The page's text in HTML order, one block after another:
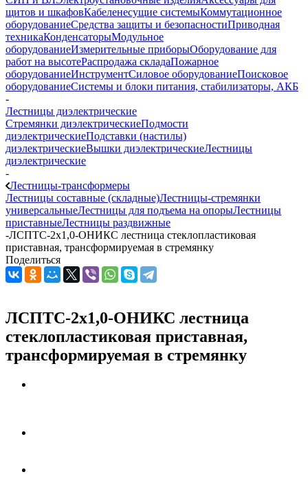
щитов и шкафовКабеленесущие системыКоммутационное
оборудованиеСредства защиты и безопасностиПриводная
техникаКонденсаторыМодульное
оборудованиеИзмерительные приборыОборудование для
работ на высотеРаспродажа складаПожарное
оборудованиеИнструментСиловое оборудованиеПоисковое
оборудованиеСистемы и блоки питания, стабилизаторы, АКБ
-
Лестницы диэлектрические
Стремянки диэлектрическиеПодмости
диэлектрическиеПодставки (настилы)
диэлектрическиеВышки диэлектрическиеЛестницы
диэлектрические
-
Лестницы-трансформеры
Лестницы составные (складные)Лестницы-стремянки
универсальныеЛестницы для подъема на опорыЛестницы
приставныеЛестницы раздвижные
-ЛСПТС-2х1,0-ОНИКС лестница стеклопластиковая
приставная, трансформируемая в стремянку
Поделиться
ЛСПТС-2х1,0-ОНИКС лестница
стеклопластиковая приставная,
трансформируемая в стремянку